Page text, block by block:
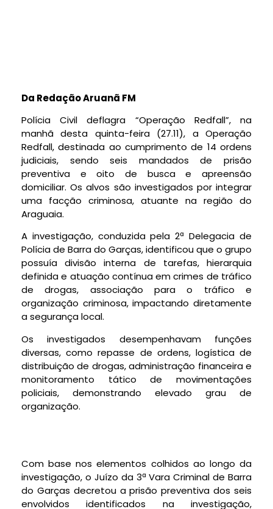
Da Redação Aruanã FM
Polícia Civil deflagra “Operação Redfall”, na
manhã desta quinta-feira (27.11), a Operação
Redfall, destinada ao cumprimento de 14 ordens
judiciais, sendo seis mandados de prisão
preventiva e oito de busca e apreensão
domiciliar. Os alvos são investigados por integrar
uma facção criminosa, atuante na região do
Araguaia.
A investigação, conduzida pela 2ª Delegacia de
Polícia de Barra do Garças, identificou que o grupo
possuía divisão interna de tarefas, hierarquia
definida e atuação contínua em crimes de tráfico
de drogas, associação para o tráfico e
organização criminosa, impactando diretamente
a segurança local.
Os investigados desempenhavam funções
diversas, como repasse de ordens, logística de
distribuição de drogas, administração financeira e
monitoramento tático de movimentações
policiais, demonstrando elevado grau de
organização.
Com base nos elementos colhidos ao longo da
investigação, o Juízo da 3ª Vara Criminal de Barra
do Garças decretou a prisão preventiva dos seis
envolvidos identificados na investigação,